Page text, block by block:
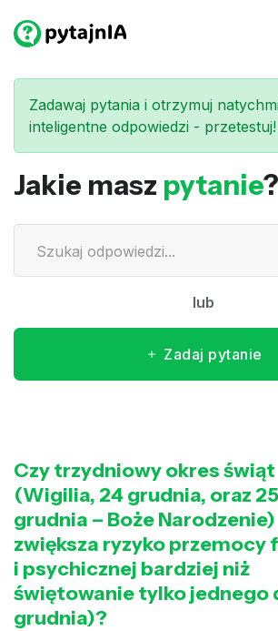
Zadawaj pytania i otrzymuj
inteligentne odpowiedzi - przetestuj!
Jakie masz pytanie?
lub
Zadaj pytanie
Czy trzydniowy okres świąt
(Wigilia, 24 grudnia, oraz
grudnia – Boże Narodzenie)
zwiększa ryzyko przemocy
i psychicznej bardziej niż
świętowanie tylko jednego
grudnia)?